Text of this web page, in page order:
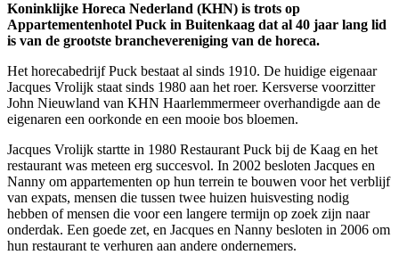
Koninklijke Horeca Nederland (KHN) is trots op
Appartementenhotel Puck in Buitenkaag dat al 40 jaar lang lid
is van de grootste branchevereniging van de horeca.
Het horecabedrijf Puck bestaat al sinds 1910. De huidige eigenaar
Jacques Vrolijk staat sinds 1980 aan het roer. Kersverse voorzitter
John Nieuwland van KHN Haarlemmermeer overhandigde aan de
eigenaren een oorkonde en een mooie bos bloemen.
Jacques Vrolijk startte in 1980 Restaurant Puck bij de Kaag en het
restaurant was meteen erg succesvol. In 2002 besloten Jacques en
Nanny om appartementen op hun terrein te bouwen voor het verblijf
van expats, mensen die tussen twee huizen huisvesting nodig
hebben of mensen die voor een langere termijn op zoek zijn naar
onderdak. Een goede zet, en Jacques en Nanny besloten in 2006 om
hun restaurant te verhuren aan andere ondernemers.